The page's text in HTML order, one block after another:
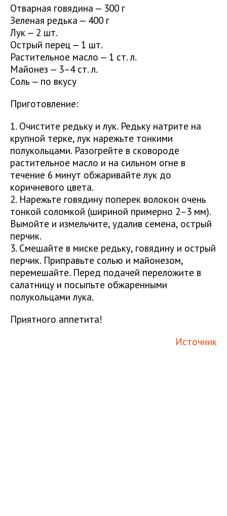
Отварная говядина — 300 г
Зеленая редька — 400 г
Лук — 2 шт.
Острый перец — 1 шт.
Растительное масло — 1 ст. л.
Майонез — 3–4 ст. л.
Соль — по вкусу
Приготовление:
1. Очистите редьку и лук. Редьку натрите на
крупной терке, лук нарежьте тонкими
полукольцами. Разогрейте в сковороде
растительное масло и на сильном огне в
течение 6 минут обжаривайте лук до
коричневого цвета.
2. Нарежьте говядину поперек волокон очень
тонкой соломкой (шириной примерно 2–3 мм).
Вымойте и измельчите, удалив семена, острый
перчик.
3. Смешайте в миске редьку, говядину и острый
перчик. Приправьте солью и майонезом,
перемешайте. Перед подачей переложите в
салатницу и посыпьте обжаренными
полукольцами лука.
Приятного аппетита!
Источник